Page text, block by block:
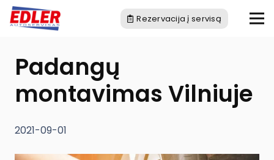
Rezervacija į servisą
Padangų
montavimas Vilniuje
2021-09-01